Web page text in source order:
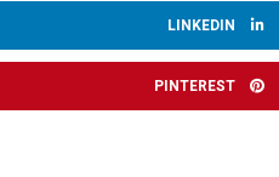
LINKEDIN
PINTEREST